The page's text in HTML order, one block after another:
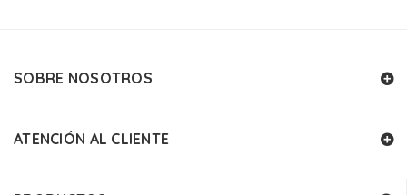
SOBRE NOSOTROS
ATENCIÓN AL CLIENTE